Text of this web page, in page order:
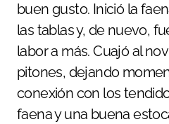
buen gusto. Inició la
las tablas y, de nuevo,
labor a más. Cuajó al
pitones, dejando
conexión con los
faena y una buena